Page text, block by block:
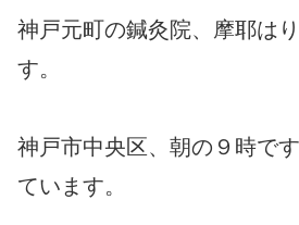
神戸元町の鍼灸院、摩耶は
す。
神戸市中央区、朝の９時で
ています。